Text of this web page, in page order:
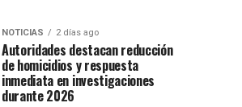
NOTICIAS 2 días ago
Autoridades destacan reducción
de homicidios y respuesta
inmediata en investigaciones
durante 2026